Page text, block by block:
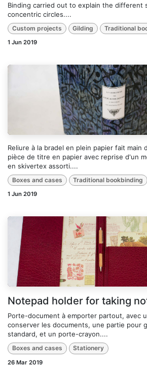
Binding carried out to explain the different
concentric circles....
Custom projects Gilding Traditional
1 Jun 2019
Reliure à la bradel en plein papier fait main
pièce de titre en papier avec reprise d'un
en skivertex assorti....
Boxes and cases Traditional bookbinding
1 Jun 2019
Notepad holder for taking
Porte-document à emporter partout, avec
conserver les documents, une partie pour
standard, et un porte-crayon....
Boxes and cases Stationery
26 Mar 2019